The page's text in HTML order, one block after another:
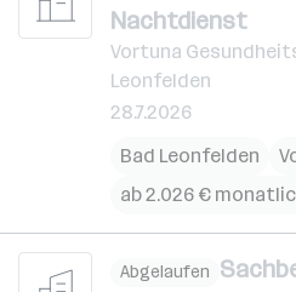
Nachtdienst
Vortuna
Leonfelden
28.7.2026
Bad Leonfelden
ab 2.026 €
Abgelaufen